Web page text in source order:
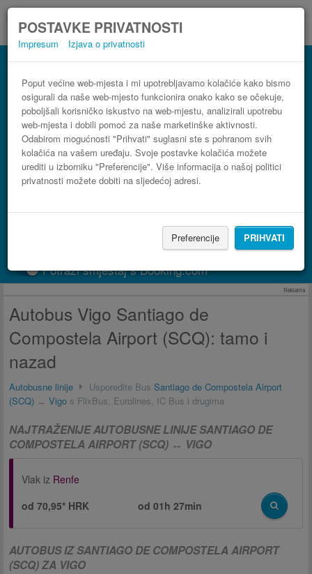
POSTAVKE PRIVATNOSTI
Impresum Izjava o privatnosti
Poput većine web-mjesta i mi upotrebljavamo kolačiće kako bismo
osigurali da naše web-mjesto funkcionira onako kako se očekuje,
poboljšali korisničko iskustvo na web-mjestu, analizirali upotrebu
web-mjesta i dobili pomoć za naše marketinške aktivnosti.
Odabirom mogućnosti "Prihvati" suglasni ste s pohranom svih
kolačića na vašem uređaju. Svoje postavke kolačića možete
urediti u izborniku "Preferencije". Više informacija o našoj politici
privatnosti možete dobiti na sljedećoj adresi.
Preferencije PRIHVATI
Autobus Santiago de Compostela Airport
(SCQ) Vigo
3 koraka do najpovoljnije autobusne karte
PRONAĐI LINIJU
Potraži smještaj s Booking.com
Reklama
Autobus Vigo Santiago de
Compostela Airport (SCQ): tamo i
nazad
Autobusne linije Usporedite Bus Santiago de Compostela Airport
(SCQ) ↔ Vigo s FlixBus, Eurolines, IC Bus i drugima
NAJTRAŽENIJE AUTOBUSNE LINIJE SANTIAGO DE
COMPOSTELA AIRPORT (SCQ) ↔ VIGO
Vlak iz Renfe
od 70,95* HRK
od01h 27min
AUTOBUS IZ SANTIAGO DE COMPOSTELA AIRPORT
(SCQ) ZA VIGO